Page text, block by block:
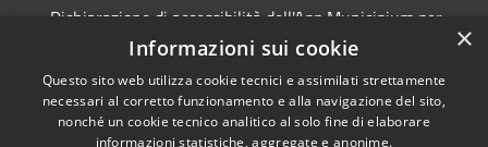
Dichiarazione di accessibilità dell'App Municipium per
×
Informazioni sui cookie
Questo sito web utilizza cookie tecnici e assimilati strettamente
necessari al corretto funzionamento e alla navigazione del sito,
nonché un cookie tecnico analitico al solo fine di elaborare
informazioni statistiche, aggregate e anonime.